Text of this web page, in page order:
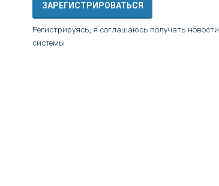
ЗАРЕГИСТРИРОВАТЬСЯ
Регистрируясь, я соглашаюсь получать новости
системы